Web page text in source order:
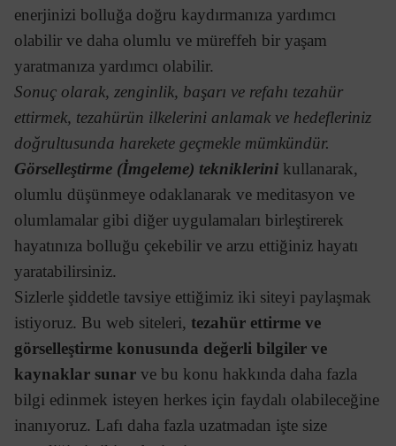
enerjinizi bolluğa doğru kaydırmanıza yardımcı
olabilir ve daha olumlu ve müreffeh bir yaşam
yaratmanıza yardımcı olabilir.
Sonuç olarak, zenginlik, başarı ve refahı tezahür
ettirmek, tezahürün ilkelerini anlamak ve hedefleriniz
doğrultusunda harekete geçmekle mümkündür.
Görselleştirme (İmgeleme) tekniklerini kullanarak,
olumlu düşünmeye odaklanarak ve meditasyon ve
olumlamalar gibi diğer uygulamaları birleştirerek
hayatınıza bolluğu çekebilir ve arzu ettiğiniz hayatı
yaratabilirsiniz.
Sizlerle şiddetle tavsiye ettiğimiz iki siteyi paylaşmak
istiyoruz. Bu web siteleri, tezahür ettirme ve
görselleştirme konusunda değerli bilgiler ve
kaynaklar sunar ve bu konu hakkında daha fazla
bilgi edinmek isteyen herkes için faydalı olabileceğine
inanıyoruz. Lafı daha fazla uzatmadan işte size